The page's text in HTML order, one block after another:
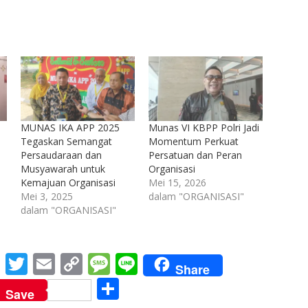
MUNAS IKA APP 2025
Tegaskan Semangat
Persaudaraan dan
Musyawarah untuk
Kemajuan Organisasi
Mei 3, 2025
dalam "ORGANISASI"
Munas VI KBPP Polri Jadi
Momentum Perkuat
Persatuan dan Peran
Organisasi
Mei 15, 2026
dalam "ORGANISASI"
M
e
T
w
E
m
C
o
M
e
Li
n
Share
Save